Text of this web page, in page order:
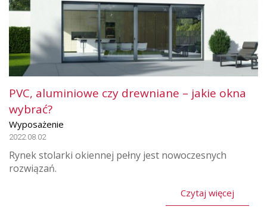
PVC, aluminiowe czy drewniane – jakie okna
wybrać?
Wyposażenie
2022.08.02
Rynek stolarki okiennej pełny jest nowoczesnych
rozwiązań.
Czytaj więcej